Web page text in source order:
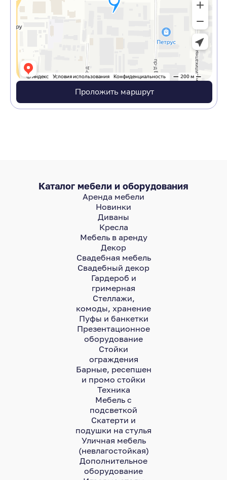
Проложить маршрут
Каталог мебели и оборудования
Аренда мебели
Новинки
Диваны
Кресла
Мебель в аренду
Декор
Свадебная мебель
Свадебный декор
Гардероб и
гримерная
Стеллажи,
комоды, хранение
Пуфы и банкетки
Презентационное
оборудование
Стойки
ограждения
Барные, ресепшен
и промо стойки
Техника
Мебель с
подсветкой
Скатерти и
подушки на стулья
Уличная мебель
(невлагостойкая)
Дополнительное
оборудование